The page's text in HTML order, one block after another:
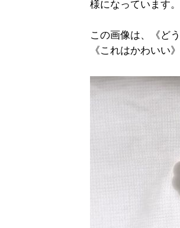
様になっています。
この画像は、《ど
《これはかわいい